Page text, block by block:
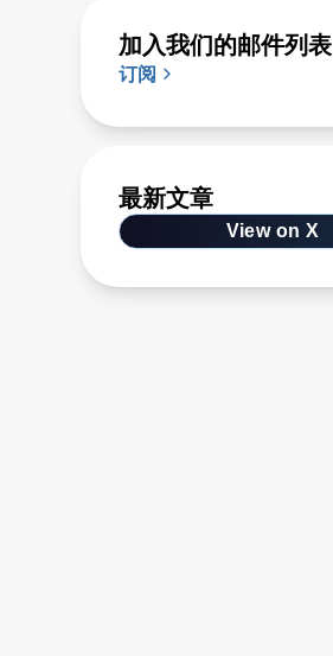
加入我们的邮件列表
订阅
最新文章
View on X